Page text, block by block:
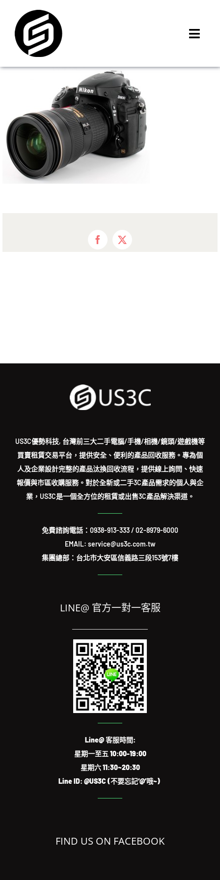
content
iMCheck APP
iPhone 回收價
線上商城
3C租賃
MSI 舊換新
Facebook
X
US3C優勢科技, 台灣前三大二手電腦/手機/相機/鏡頭/遊戲機等
買賣租賃交易平台，提供安全、便利的產品回收服務。專為個
人及企業設計完整的產品汰換回收流程，提供線上詢問、快速
報價與市區收購服務。對於全新或二手3C產品需求的個人與企
業，US3C是一個全方位的租賃或出售3C產品解決渠道。
免費諮詢電話： 0938-913-333/02-8979-6000
EMAIL: service@us3c.com.tw
集團總部：台北市大安區信義路三段153號7樓
LINE@ 官方一對一客服
Line@ 客服時間:
星期一至五 10:00-19:00
星期六 11:30~20:30
Line ID: @US3C (不要忘記‘@’哦~)
FIND US ON FACEBOOK